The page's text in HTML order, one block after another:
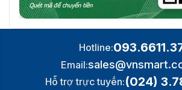
Hotline:
Email:
Hỗ trợ trực tuyến:(024)